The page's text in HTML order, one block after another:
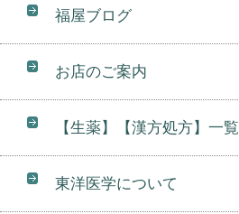
福屋ブログ
お店のご案内
【生薬】【漢方処方】一覧
東洋医学について